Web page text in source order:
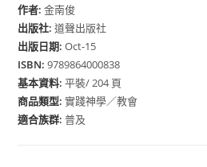
作者:金南俊
出版社:道聲出版社
出版日期:Oct-15
ISBN:9789864000838
基本資料:平裝/ 204 頁
商品類型:實踐神學／教會
適合族群:普及